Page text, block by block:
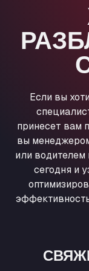
Anglia Motel
Washway
Anpol Sp. z
Ul. Torunska
Aqua Ariva
Aral
ARAL
Oppelner Str.
ARAL
Nellinger
ARAL
Obernburger
Если вы
принесет вам
вы
или
сегодня и